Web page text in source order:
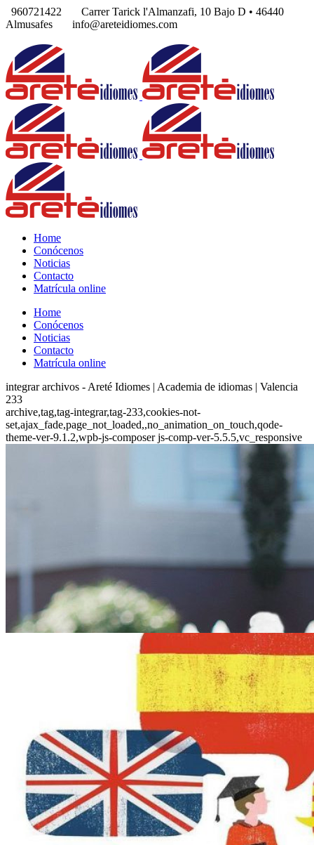
960721422
Carrer Tarick l'Almanzafi, 10 Bajo D • 46440
Almusafes
info@areteidiomes.com
Home
Conócenos
Noticias
Contacto
Matrícula online
Home
Conócenos
Noticias
Contacto
Matrícula online
integrar archivos - Areté Idiomes | Academia de idiomas | Valencia
233
archive,tag,tag-integrar,tag-233,cookies-not-
set,ajax_fade,page_not_loaded,,no_animation_on_touch,qode-
theme-ver-9.1.2,wpb-js-composer js-comp-ver-5.5.5,vc_responsive